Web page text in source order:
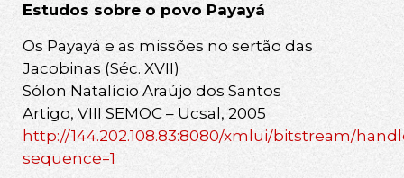
Estudos sobre o povo Payayá
Os Payayá e as missões no sertão das
Jacobinas (Séc. XVII)
Sólon Natalício Araújo dos Santos
Artigo, VIII SEMOC – Ucsal, 2005
http://144.202.108.83:8080/xmlui/bitstream/
sequence=1